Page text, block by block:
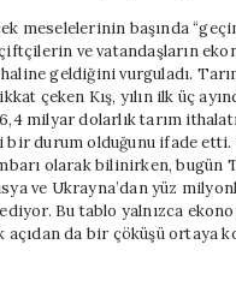
meselelerinin başında
ve vatandaşların
geldiğini vurguladı.
çeken Kış, yılın ilk üç
milyar dolarlık tarım ithalatı
bir durum olduğunu ifade etti.
olarak bilinirken, bugün
ve Ukrayna’dan yüz
Bu tablo yalnızca
açıdan da bir çöküşü ortaya